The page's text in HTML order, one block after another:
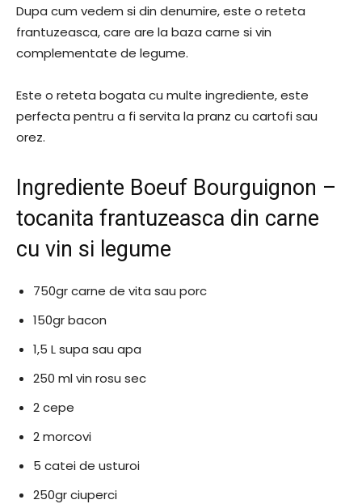
Dupa cum vedem si din denumire, este o reteta
frantuzeasca, care are la baza carne si vin
complementate de legume.
Este o reteta bogata cu multe ingrediente, este
perfecta pentru a fi servita la pranz cu cartofi sau
orez.
Ingrediente Boeuf Bourguignon –
tocanita frantuzeasca din carne
cu vin si legume
750gr carne de vita sau porc
150gr bacon
1,5 L supa sau apa
250 ml vin rosu sec
2 cepe
2 morcovi
5 catei de usturoi
250gr ciuperci